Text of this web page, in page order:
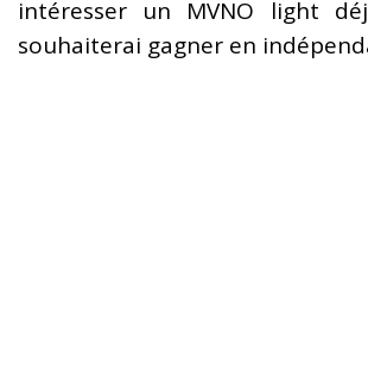
intéresser un MVNO light
souhaiterai gagner en